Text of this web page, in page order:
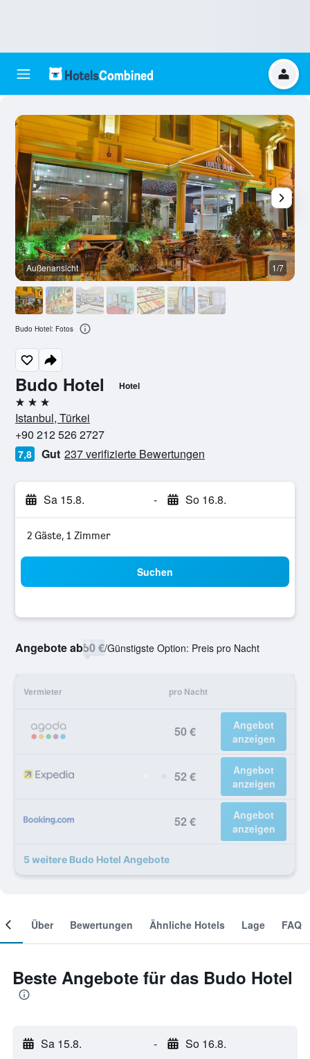
Budo Hotel Hotel
3 Sterne
Istanbul, Türkei
+90 212 526 2727
7,8 Gut 237 verifizierte Bewertungen
Sa 15.8. - So 16.8.
2 Gäste, 1 Zimmer
Suchen
Angebote ab50 €/Günstigste Option: Preis pro Nacht
Vermieter pro Nacht
50 €
Angebot
anzeigen
52 €
Angebot
anzeigen
52 €
Angebot
anzeigen
5 weitere Budo Hotel Angebote
Außenansicht 1/7
Budo Hotel: Fotos
Über Bewertungen Ähnliche Hotels Lage FAQ
Beste Angebote für das Budo Hotel
Sa 15.8. - So 16.8.